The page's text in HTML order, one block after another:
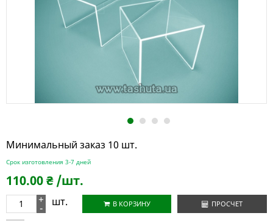
1 2 3 4
Минимальный заказ 10 шт.
Срок изготовления 3-7 дней
110.00₴ /шт.
+
- шт. В КОРЗИНУ ПРОСЧЕТ